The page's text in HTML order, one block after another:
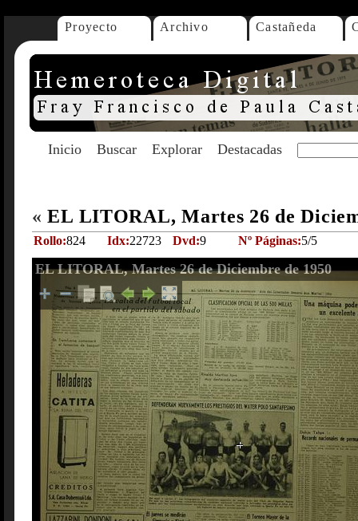
Proyecto Archivo Castañeda
Inicio Buscar Explorar Destacadas
« EL LITORAL, Martes 26 de
Rollo:824 Idx:22723 Dvd:9 Nº Páginas:5/5
EL LITORAL, Martes 26 de Diciembre de 1950